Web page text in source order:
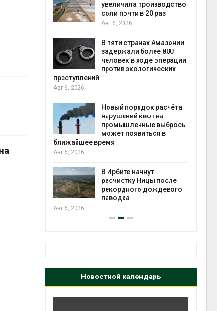
увеличила производство
соли почти в 20 раз
Авг 6, 2026
В пяти странах Амазонии
задержали более 800
человек в ходе операции
против экологических
преступлений
Авг 6, 2026
Новый порядок расчёта
нарушений квот на
промышленные выбросы
может появиться в
ближайшее время
Авг 6, 2026
В Ирбите начнут
расчистку Ницы после
рекордного дождевого
паводка
Авг 6, 2026
Новостной календарь